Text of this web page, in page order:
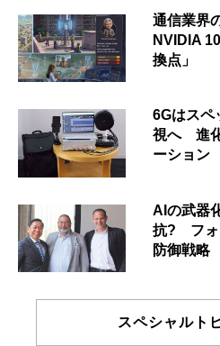
通信業界
NVIDIA
換点」
6Gはスペ
視へ 進
ーション
AIの武器
抗? フォ
防御戦略
スペシャルト